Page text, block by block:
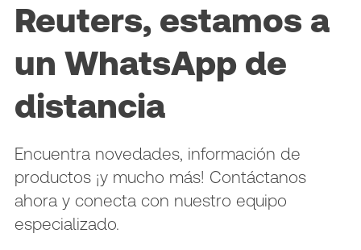
Reuters, estamos a
un WhatsApp de
distancia
Encuentra novedades, información de
productos ¡y mucho más! Contáctanos
ahora y conecta con nuestro equipo
especializado.